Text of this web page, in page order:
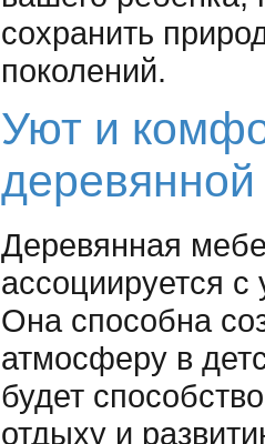
сохранить
поколений.
Уют и
Деревянная
ассоциируется
Она способна
атмосферу в
будет
отдыху и